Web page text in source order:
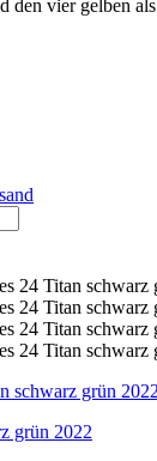
den vier gelben
grün 2022